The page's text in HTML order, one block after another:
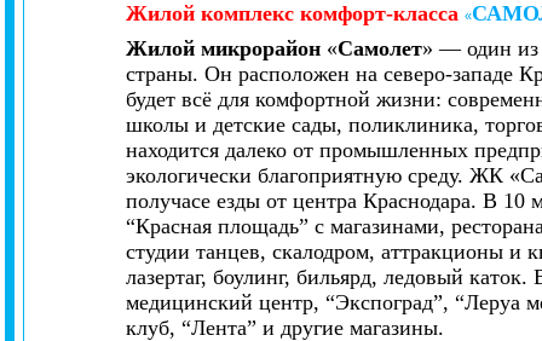
Жилой комплекс комфорт-класса «
Жилой микрорайон «Самолет» ― один из
страны. Он расположен на северо-западе
будет всё для комфортной жизни:
школы и детские сады, поликлиника,
находится далеко от промышленных
экологически благоприятную среду. ЖК
получасе езды от центра Краснодара. В
“Красная площадь” с магазинами,
студии танцев, скалодром, аттракционы и
лазертаг, боулинг, бильярд, ледовый
медицинский центр, “Экспоград”, “Леруа
клуб, “Лента” и другие магазины.